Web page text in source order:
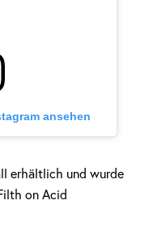
ansehen
erhältlich und wurde
on Acid